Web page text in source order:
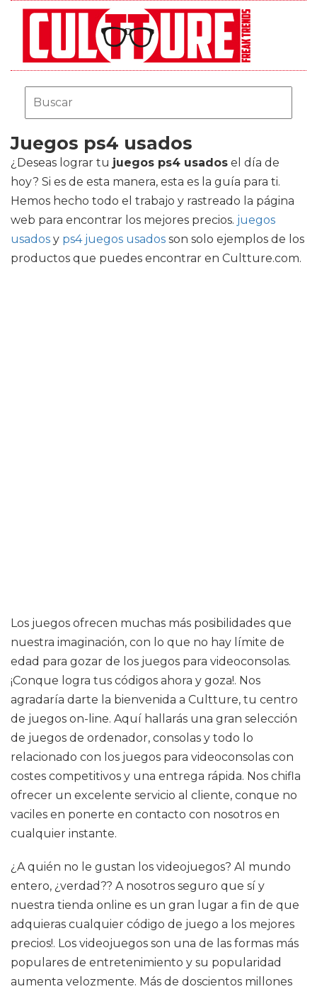
Juegos ps4 usados
¿Deseas lograr tu juegos ps4 usados el día de
hoy? Si es de esta manera, esta es la guía para ti.
Hemos hecho todo el trabajo y rastreado la página
web para encontrar los mejores precios. juegos
usados y ps4 juegos usados son solo ejemplos de los
productos que puedes encontrar en Cultture.com.
Los juegos ofrecen muchas más posibilidades que
nuestra imaginación, con lo que no hay límite de
edad para gozar de los juegos para videoconsolas.
¡Conque logra tus códigos ahora y goza!. Nos
agradaría darte la bienvenida a Cultture, tu centro
de juegos on-line. Aquí hallarás una gran selección
de juegos de ordenador, consolas y todo lo
relacionado con los juegos para videoconsolas con
costes competitivos y una entrega rápida. Nos chifla
ofrecer un excelente servicio al cliente, conque no
vaciles en ponerte en contacto con nosotros en
cualquier instante.
¿A quién no le gustan los videojuegos? Al mundo
entero, ¿verdad?? A nosotros seguro que sí y
nuestra tienda online es un gran lugar a fin de que
adquieras cualquier código de juego a los mejores
precios!. Los videojuegos son una de las formas más
populares de entretenimiento y su popularidad
aumenta velozmente. Más de doscientos millones